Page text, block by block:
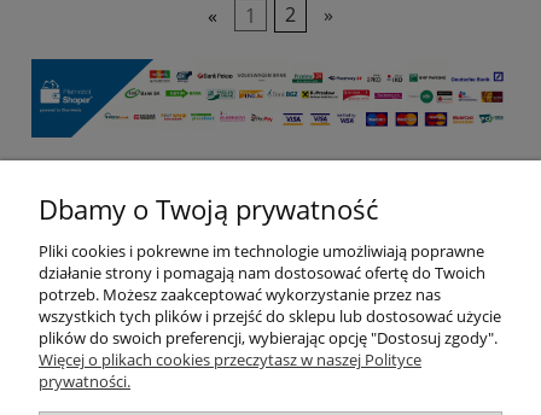
« 1 2 »
Pomoc
Moje konto
Płatności i dostawa
Dbamy o Twoją prywatność
Pliki cookies i pokrewne im technologie umożliwiają poprawne
działanie strony i pomagają nam dostosować ofertę do Twoich
potrzeb. Możesz zaakceptować wykorzystanie przez nas
wszystkich tych plików i przejść do sklepu lub dostosować użycie
plików do swoich preferencji, wybierając opcję "Dostosuj zgody".
Więcej o plikach cookies przeczytasz w naszej Polityce
prywatności.